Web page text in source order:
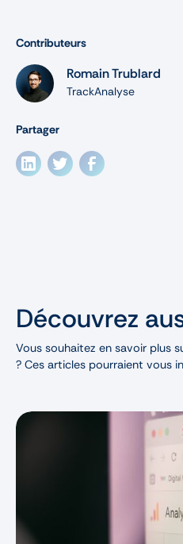
Contributeurs
Romain Trublard
TrackAnalyse
Partager
Découvrez
Vous souhaitez en savoir plus
? Ces articles pourraient vous